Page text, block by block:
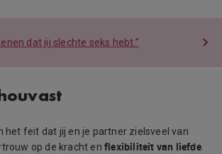
dat jij slechte seks hebt.”
het feit dat jij en je partner zielsveel van
op de kracht en flexibiliteit van liefde.